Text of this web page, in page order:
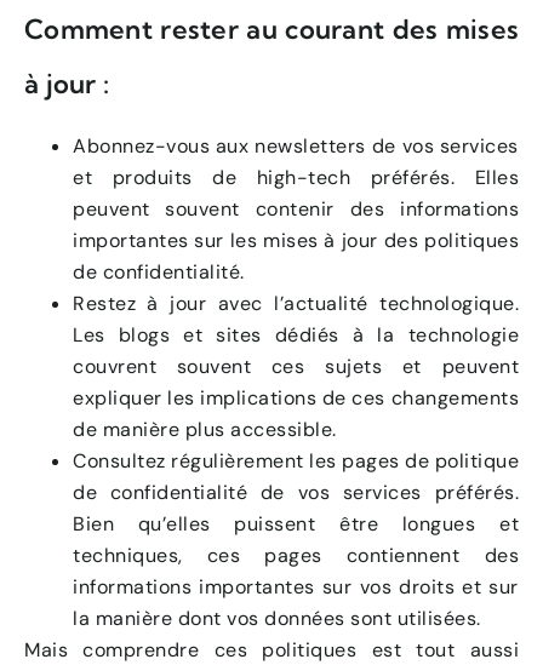
Comment rester au courant des mises
à jour :
Abonnez-vous aux newsletters de vos services
et produits de high-tech préférés. Elles
peuvent souvent contenir des informations
importantes sur les mises à jour des politiques
de confidentialité.
Restez à jour avec l’actualité technologique.
Les blogs et sites dédiés à la technologie
couvrent souvent ces sujets et peuvent
expliquer les implications de ces changements
de manière plus accessible.
Consultez régulièrement les pages de politique
de confidentialité de vos services préférés.
Bien qu’elles puissent être longues et
techniques, ces pages contiennent des
informations importantes sur vos droits et sur
la manière dont vos données sont utilisées.
Mais comprendre ces politiques est tout aussi